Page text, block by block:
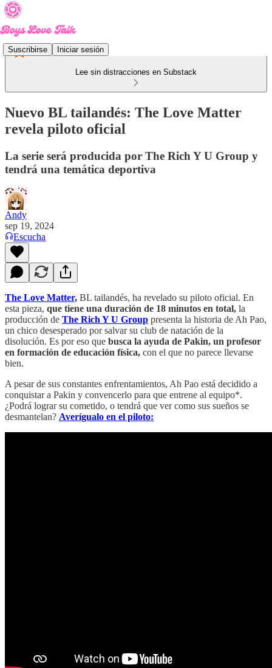
Suscribirse Iniciar sesión
Lee sin distracciones en Substack
Nuevo BL tailandés: The Love Matter
revela piloto oficial
La serie será producida por The Rich Y U Group y
tendrá una temática deportiva
Andy
sep 19, 2024
Escucha
The Love Matter, BL tailandés, ha revelado su piloto oficial. En
esta pieza, que tiene una duración de 18 minutos en total, la
producción de The Rich Y U Group presenta la historia de Ah Pao,
un chico desesperado por salvar su club de natación de la
disolución. Es por eso que busca la ayuda de Pakin, un profesor
en formación de educación física, con el que no parece llevarse
bien.
A pesar de sus constantes enfrentamientos, Ah Pao está decidido a
conquistar a Pakin y convencerlo para que entrene al equipo*.
¿Podrá lograr su cometido, o tendrá que ver como sus sueños se
desmantelan? Averígualo en el piloto: